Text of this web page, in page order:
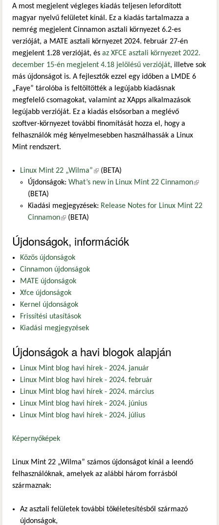
A most megjelent végleges kiadás teljesen lefordított
magyar nyelvű felületet kínál. Ez a kiadás tartalmazza a
nemrég megjelent Cinnamon asztali környezet 6.2-es
verzióját, a MATE asztali környezet 2024. február 27-én
megjelent 1.28 verzióját, és az XFCE asztali környezet 2022.
december 15-én megjelent 4.18 jelölésű verzióját, illetve sok
más újdonságot is. A fejlesztők ezzel egy időben a LMDE 6
„Faye” tárolóba is feltöltötték a legújabb kiadásnak
megfelelő csomagokat, valamint az XApps alkalmazások
legújabb verzióját. Ez a kiadás elsősorban a meglévő
szoftver-környezet további finomítását hozza el, hogy a
felhasználók még kényelmesebben használhassák a Linux
Mint rendszert.
Linux Mint 22 „Wilma”(külső hivatkozás)
(BETA)
Újdonságok: What’s new in Linux Mint 22 Cinnamon(külső
(BETA)
Kiadási megjegyzések: Release Notes for Linux Mint 22
Cinnamon(külső hivatkozás)
(BETA)
Újdonságok, információk
Közös újdonságok
Cinnamon újdonságok
MATE újdonságok
Xfce újdonságok
Kernel újdonságok
Frissítési utasítások
Kiadási megjegyzések
Újdonságok a havi blogok alapján
Linux Mint blog havi hírek - 2024. január
Linux Mint blog havi hírek - 2024. február
Linux Mint blog havi hírek - 2024. március
Linux Mint blog havi hírek - 2024. június
Linux Mint blog havi hírek - 2024. július
Képernyőképek
Linux Mint 22 „Wilma” számos újdonságot kínál a leendő
felhasználóknak, amelyek az alábbi három forrásból
származnak:
Az asztali felületek további tökéletesítésből származó
újdonságok,